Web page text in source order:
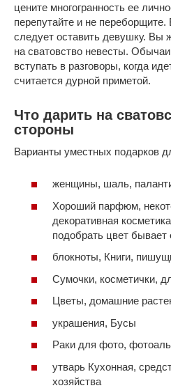
цените многогранность ее
перепутайте и не
следует оставить девушку. Вы
на сватовство невесты.
вступать в разговоры, когда
считается дурной приметой.
Что дарить на
стороны
Варианты уместных подарков
женщины, шаль,
Хороший парфюм,
декоративная
подобрать цвет бывает
блокноты, Книги,
Сумочки, косметички,
Цветы, домашние
украшения, Бусы
Раки для фото,
утварь Кухонная,
хозяйства